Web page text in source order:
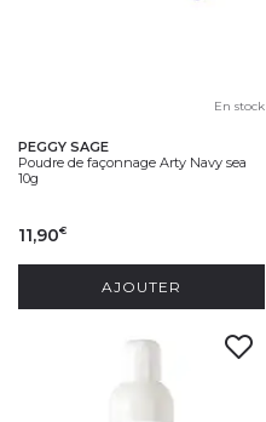
En stock
PEGGY SAGE
Poudre de façonnage Arty Navy sea
10g
11,90€
AJOUTER